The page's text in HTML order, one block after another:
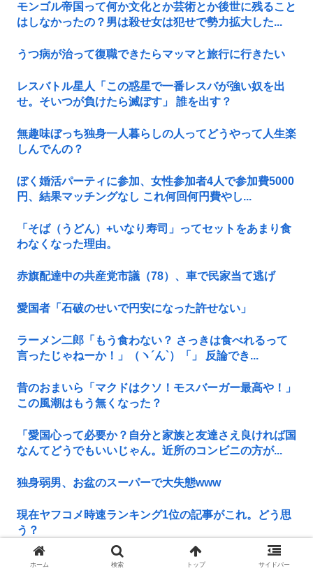
モンゴル帝国って何か文化とか芸術とか後世に残ること
はしなかったの？男は殺せ女は犯せで勢力拡大した...
うつ病が治って復職できたらマッマと旅行に行きたい
レスバトル星人「この惑星で一番レスバが強い奴を出
せ。そいつが負けたら滅ぼす」 誰を出す？
無趣味ぼっち独身一人暮らしの人ってどうやって人生楽
しんでんの？
ぼく婚活パーティに参加、女性参加者4人で参加費5000
円、結果マッチングなし これ何回何円費やし...
「そば（うどん）+いなり寿司」ってセットをあまり食
わなくなった理由。
赤旗配達中の共産党市議（78）、車で民家当て逃げ
愛国者「石破のせいで円安になった許せない」
ラーメン二郎「もう食わない？ さっきは食べれるって
言ったじゃねーか！」（ヽ´ん`）「」 反論でき...
昔のおまいら「マクドはクソ！モスバーガー最高や！」
この風潮はもう無くなった？
「愛国心って必要か？自分と家族と友達さえ良ければ国
なんてどうでもいいじゃん。近所のコンビニの方が...
独身弱男、お盆のスーパーで大失態www
現在ヤフコメ時速ランキング1位の記事がこれ。どう思
う？
阿波おどりで女性のカラダを強調した動画が拡散されて
ホーム 検索 トップ サイドバー